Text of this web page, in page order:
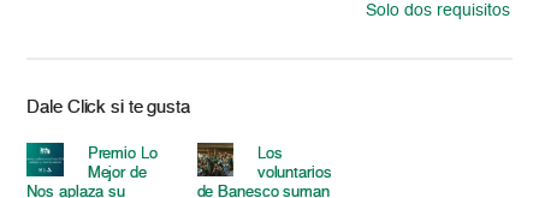
Solo dos requisitos
Dale Click si te gusta
Premio Lo
Mejor de
Nos aplaza su
Los
voluntarios
de Banesco suman